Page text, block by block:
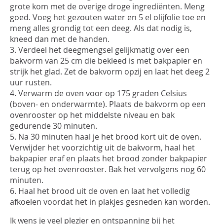
grote kom met de overige droge ingrediënten. Meng
goed. Voeg het gezouten water en 5 el olijfolie toe en
meng alles grondig tot een deeg. Als dat nodig is,
kneed dan met de handen.
3. Verdeel het deegmengsel gelijkmatig over een
bakvorm van 25 cm die bekleed is met bakpapier en
strijk het glad. Zet de bakvorm opzij en laat het deeg 2
uur rusten.
4. Verwarm de oven voor op 175 graden Celsius
(boven- en onderwarmte). Plaats de bakvorm op een
ovenrooster op het middelste niveau en bak
gedurende 30 minuten.
5. Na 30 minuten haal je het brood kort uit de oven.
Verwijder het voorzichtig uit de bakvorm, haal het
bakpapier eraf en plaats het brood zonder bakpapier
terug op het ovenrooster. Bak het vervolgens nog 60
minuten.
6. Haal het brood uit de oven en laat het volledig
afkoelen voordat het in plakjes gesneden kan worden.
Ik wens je veel plezier en ontspanning bij het